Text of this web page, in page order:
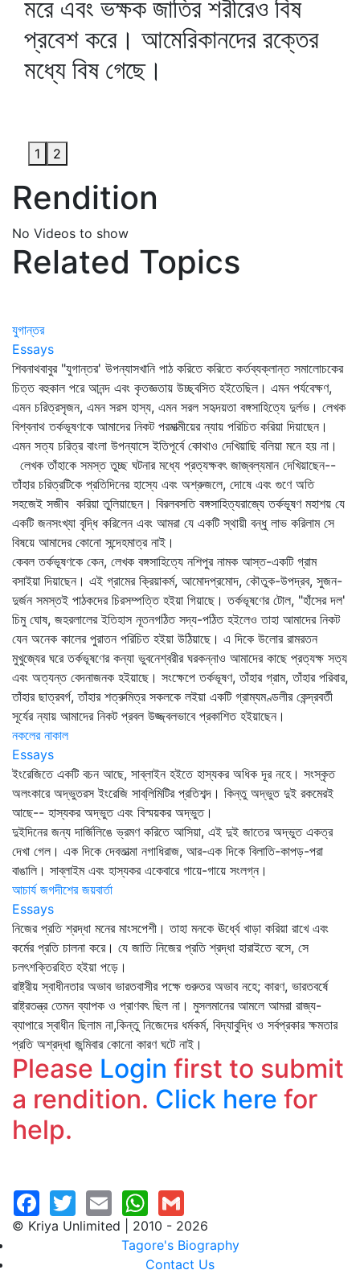
মরে এবং ভক্ষক জাতির শরীরেও বিষ
প্রবেশ করে। আমেরিকানদের রক্তের
মধ্যে বিষ গেছে।
1 2
Rendition
No Videos to show
Related Topics
যুগান্তর
Essays
শিবনাথবাবুর "যুগান্তর' উপন্যাসখানি পাঠ করিতে করিতে কর্তব্যক্লান্ত সমালোচকের
চিত্ত বহুকাল পরে আনন্দ এবং কৃতজ্ঞতায় উচ্ছ্বসিত হইতেছিল। এমন পর্যবেক্ষণ,
এমন চরিত্রসৃজন, এমন সরস হাস্য, এমন সরল সহৃদয়তা বঙ্গসাহিত্যে দুর্লভ। লেখক
বিশ্বনাথ তর্কভূষণকে আমাদের নিকট পরমাত্মীয়ের ন্যায় পরিচিত করিয়া দিয়াছেন।
এমন সত্য চরিত্র বাংলা উপন্যাসে ইতিপূর্বে কোথাও দেখিয়াছি বলিয়া মনে হয় না।
লেখক তাঁহাকে সমস্ত তুচ্ছ ঘটনার মধ্যে প্রত্যক্ষবৎ জাজ্বল্যমান দেখিয়াছেন--
তাঁহার চরিত্রটিকে প্রতিদিনের হাস্যে এবং অশ্রুজলে, দোষে এবং গুণে অতি
সহজেই সজীব করিয়া তুলিয়াছেন। বিরলবসতি বঙ্গসাহিত্যরাজ্যে তর্কভূষণ মহাশয় যে
একটি জনসংখ্যা বৃদ্ধি করিলেন এবং আমরা যে একটি স্থায়ী বন্ধু লাভ করিলাম সে
বিষয়ে আমাদের কোনো সন্দেহমাত্র নাই।
কেবল তর্কভূষণকে কেন, লেখক বঙ্গসাহিত্যে নশিপুর নামক আস্ত-একটি গ্রাম
বসাইয়া দিয়াছেন। এই গ্রামের ক্রিয়াকর্ম, আমোদপ্রমোদ, কৌতুক-উপদ্রব, সুজন-
দুর্জন সমস্তই পাঠকদের চিরসম্পত্তি হইয়া গিয়াছে। তর্কভূষণের টোল, "হাঁসের দল'
চিমু ঘোষ, জহরলালের ইতিহাস নূতনগঠিত সদ্য-পঠিত হইলেও তাহা আমাদের নিকট
যেন অনেক কালের পুরাতন পরিচিত হইয়া উঠিয়াছে। এ দিকে উলোর রামরতন
মুখুজ্যের ঘরে তর্কভূষণের কন্যা ভুবনেশ্বরীর ঘরকন্নাও আমাদের কাছে প্রত্যক্ষ সত্য
এবং অত্যন্ত বেদনাজনক হইয়াছে। সংক্ষেপে তর্কভূষণ, তাঁহার গ্রাম, তাঁহার পরিবার,
তাঁহার ছাত্রবর্গ, তাঁহার শত্রুমিত্র সকলকে লইয়া একটি গ্রাম্যমণ্ডলীর কেন্দ্রবর্তী
সূর্যের ন্যায় আমাদের নিকট প্রবল উজ্জ্বলভাবে প্রকাশিত হইয়াছেন।
নকলের নাকাল
Essays
ইংরেজিতে একটি বচন আছে, সাব্‌লাইন হইতে হাস্যকর অধিক দূর নহে। সংস্কৃত
অলংকারে অদ্ভুতরস ইংরেজি সাব্‌লিমিটির প্রতিশব্দ। কিন্তু অদ্ভুত দুই রকমেরই
আছে-- হাস্যকর অদ্ভুত এবং বিস্ময়কর অদ্ভুত।
দুইদিনের জন্য দার্জিলিঙে ভ্রমণ করিতে আসিয়া, এই দুই জাতের অদ্ভুত একত্র
দেখা গেল। এক দিকে দেবতাত্মা নগাধিরাজ, আর-এক দিকে বিলাতি-কাপড়-পরা
বাঙালি। সাব্‌লাইম এবং হাস্যকর একেবারে গায়ে-গায়ে সংলগ্ন।
আচার্য জগদীশের জয়বার্তা
Essays
নিজের প্রতি শ্রদ্ধা মনের মাংসপেশী। তাহা মনকে ঊর্ধ্বে খাড়া করিয়া রাখে এবং
কর্মের প্রতি চালনা করে। যে জাতি নিজের প্রতি শ্রদ্ধা হারাইতে বসে, সে
চলৎশক্তিরহিত হইয়া পড়ে।
রাষ্ট্রীয় স্বাধীনতার অভাব ভারতবাসীর পক্ষে গুরুতর অভাব নহে; কারণ, ভারতবর্ষে
রাষ্ট্রতন্ত্র তেমন ব্যাপক ও প্রাণবৎ ছিল না। মুসলমানের আমলে আমরা রাজ্য-
ব্যাপারে স্বাধীন ছিলাম না,কিন্তু নিজেদের ধর্মকর্ম, বিদ্যাবুদ্ধি ও সর্বপ্রকার ক্ষমতার
প্রতি অশ্রদ্ধা জন্মিবার কোনো কারণ ঘটে নাই।
Please Login first to submit
a rendition. Click here for
help.
© Kriya Unlimited | 2010 - 2026
Tagore's Biography
Contact Us